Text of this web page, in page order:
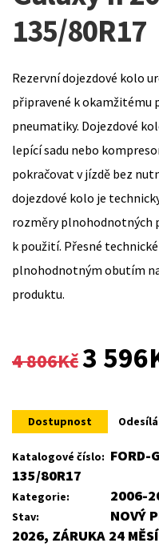
135/80R17
Rezervní dojezdové kolo
připravené k okamžitému
pneumatiky. Dojezdové
lepící sadu nebo
pokračovat v jízdě bez
dojezdové kolo je
rozměry plnohodnotných
k použití. Přesné
plnohodnotným obutím
produktu.
4 806Kč
Original
was:
4
3 596
Dostupnost
Katalogové číslo: FORD-
135/80R17
Kategorie: 2006-
Stav:
NOVÝ
2026, ZÁRUKA 24